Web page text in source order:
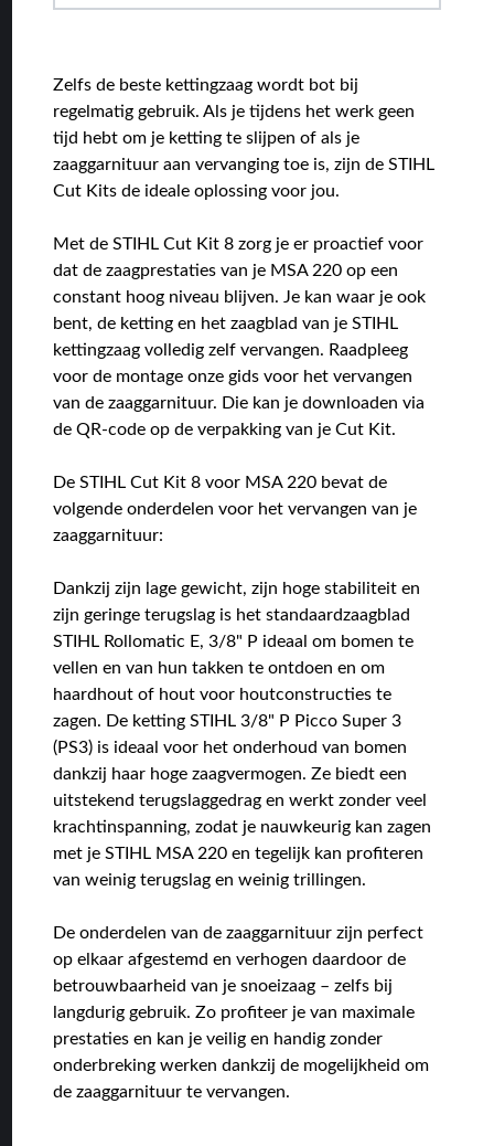
Zelfs de beste kettingzaag wordt bot bij
regelmatig gebruik. Als je tijdens het werk geen
tijd hebt om je ketting te slijpen of als je
zaaggarnituur aan vervanging toe is, zijn de STIHL
Cut Kits de ideale oplossing voor jou.
Met de STIHL Cut Kit 8 zorg je er proactief voor
dat de zaagprestaties van je MSA 220 op een
constant hoog niveau blijven. Je kan waar je ook
bent, de ketting en het zaagblad van je STIHL
kettingzaag volledig zelf vervangen. Raadpleeg
voor de montage onze gids voor het vervangen
van de zaaggarnituur. Die kan je downloaden via
de QR-code op de verpakking van je Cut Kit.
De STIHL Cut Kit 8 voor MSA 220 bevat de
volgende onderdelen voor het vervangen van je
zaaggarnituur:
Dankzij zijn lage gewicht, zijn hoge stabiliteit en
zijn geringe terugslag is het standaardzaagblad
STIHL Rollomatic E, 3/8" P ideaal om bomen te
vellen en van hun takken te ontdoen en om
haardhout of hout voor houtconstructies te
zagen. De ketting STIHL 3/8" P Picco Super 3
(PS3) is ideaal voor het onderhoud van bomen
dankzij haar hoge zaagvermogen. Ze biedt een
uitstekend terugslaggedrag en werkt zonder veel
krachtinspanning, zodat je nauwkeurig kan zagen
met je STIHL MSA 220 en tegelijk kan profiteren
van weinig terugslag en weinig trillingen.
De onderdelen van de zaaggarnituur zijn perfect
op elkaar afgestemd en verhogen daardoor de
betrouwbaarheid van je snoeizaag – zelfs bij
langdurig gebruik. Zo profiteer je van maximale
prestaties en kan je veilig en handig zonder
onderbreking werken dankzij de mogelijkheid om
de zaaggarnituur te vervangen.